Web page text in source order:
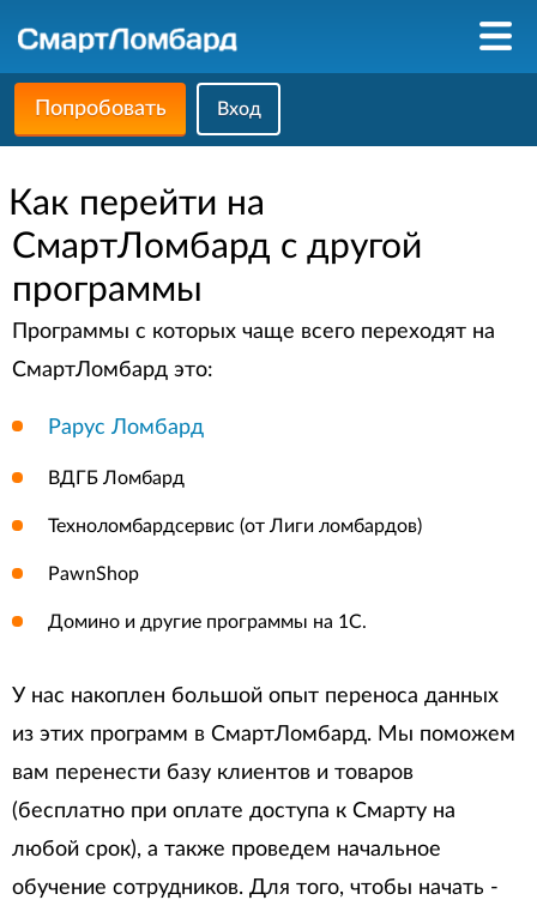
Попробовать Вход
Как перейти на
СмартЛомбард c другой
программы
Программы с которых чаще всего переходят на
СмартЛомбард это:
Рарус Ломбард
ВДГБ Ломбард
Техноломбардсервис (от Лиги ломбардов)
PawnShop
Домино и другие программы на 1С.
У нас накоплен большой опыт переноса данных
из этих программ в СмартЛомбард. Мы поможем
вам перенести базу клиентов и товаров
(бесплатно при оплате доступа к Смарту на
любой срок), а также проведем начальное
обучение сотрудников. Для того, чтобы начать -